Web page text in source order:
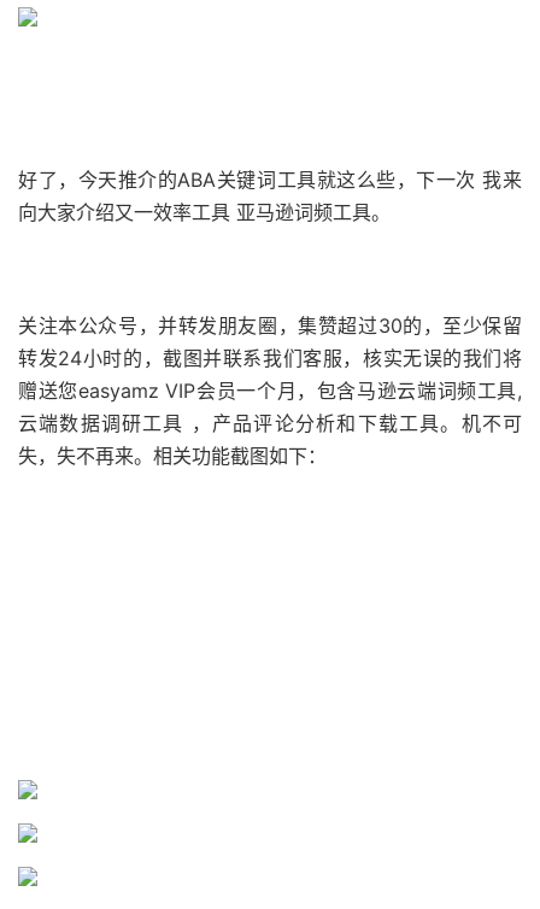
好了， 今天推介的ABA关键词工具就这么些，下一次 我来
向大家介绍又一效率工具 亚马逊词频工具。
关注本公众号，并转发朋友圈，集赞超过30的，至少保留
转发24小时的，截图并联系我们客服，核实无误的我们将
赠送您easyamz VIP会员一个月，包含马逊云端词频工具,
云端数据调研工具 ，产品评论分析和下载工具。机不可
失，失不再来。相关功能截图如下：